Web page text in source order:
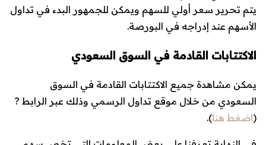
يتم تحرير سعر أولي للسهم ويمكن للجمهور البدء في تداول
الأسهم عند إدراجه في البورصة.
الاكتتابات القادمة في السوق السعودي
يمكن مشاهدة جميع الاكتتابات القادمة في السوق
السعودي من خلال موقع تداول الرسمي وذلك عبر الرابط ?
(اضغط هنا).